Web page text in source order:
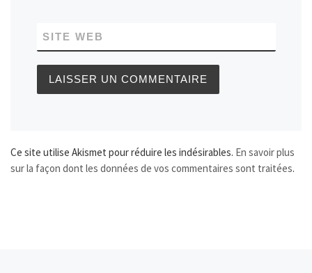
SITE WEB
Ce site utilise Akismet pour réduire les indésirables. En savoir plus
sur la façon dont les données de vos commentaires sont traitées.